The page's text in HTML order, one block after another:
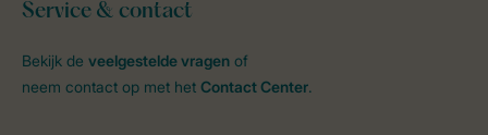
Service & contact
Bekijk de veelgestelde vragen of
neem contact op met het Contact Center.